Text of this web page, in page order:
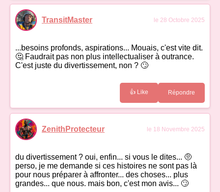
TransitMaster le 28 Octobre 2025
...besoins profonds, aspirations... Mouais, c'est vite dit.
🤔 Faudrait pas non plus intellectualiser à outrance.
C'est juste du divertissement, non ? 🙄
👍 Like Répondre
ZenithProtecteur le 18 Novembre 2025
du divertissement ? oui, enfin... si vous le dites... 🤨
perso, je me demande si ces histoires ne sont pas là
pour nous préparer à affronter... des choses... plus
grandes... que nous. mais bon, c'est mon avis... 🙄